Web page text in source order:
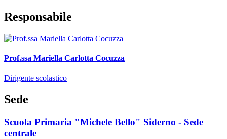
Responsabile
Prof.ssa Mariella Carlotta Cocuzza
Dirigente scolastico
Sede
Scuola Primaria "Michele Bello" Siderno - Sede
centrale